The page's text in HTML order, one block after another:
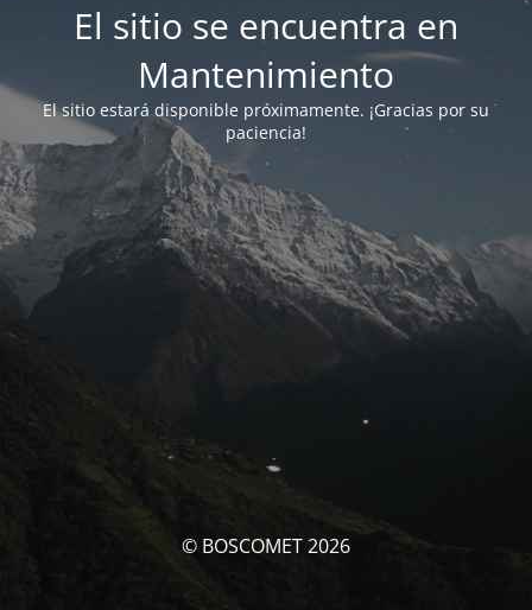
El sitio se encuentra en
Mantenimiento
El sitio estará disponible próximamente. ¡Gracias por su
paciencia!
© BOSCOMET 2026